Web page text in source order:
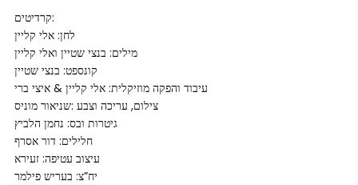
קרדיטים:
לחן: אלי קליין
מילים: בנצי שטיין ואלי קליין
קונספט: בנצי שטיין
עיבוד והפקה מוזיקלית: אלי קליין & איצי ברי
צילום, עריכה וצבע :שניאור מוניס
גיטרות ובס: נחמן הלביץ
חלילים: דור אסרף
עיצוב עטיפה: זעירא
יח”צ: בעריש פילמר